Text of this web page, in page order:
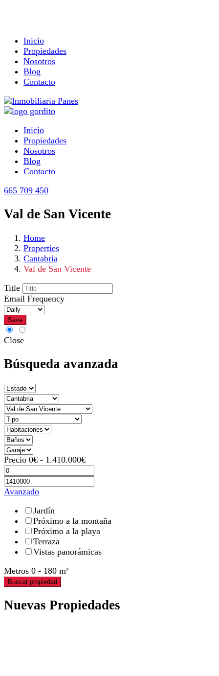
Inicio
Propiedades
Nosotros
Blog
Contacto
Inicio
Propiedades
Nosotros
Blog
Contacto
665 709 450
Val de San Vicente
Home
Properties
Cantabria
Val de San Vicente
Title
Email Frequency
Save
Close
Búsqueda avanzada
Precio 0€ - 1.410.000€
Avanzado
Jardín
Próximo a la montaña
Próximo a la playa
Terraza
Vistas panorámicas
Metros 0 - 180 m²
Buscar propiedad
Nuevas Propiedades